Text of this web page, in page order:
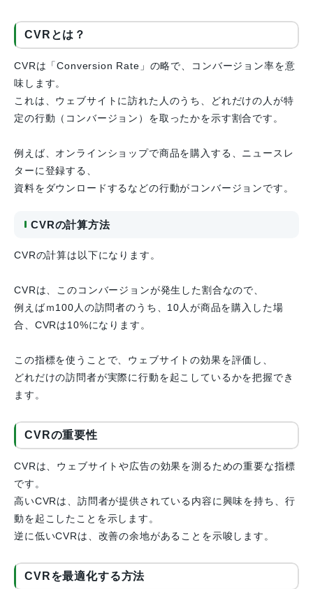
CVRとは？
CVRは「Conversion Rate」の略で、コンバージョン率を意
味します。
これは、ウェブサイトに訪れた人のうち、どれだけの人が特
定の行動（コンバージョン）を取ったかを示す割合です。
例えば、オンラインショップで商品を購入する、ニュースレ
ターに登録する、
資料をダウンロードするなどの行動がコンバージョンです。
CVRの計算方法
CVRの計算は以下になります。
CVRは、このコンバージョンが発生した割合なので、
例えばｍ100人の訪問者のうち、10人が商品を購入した場
合、CVRは10%になります。
この指標を使うことで、ウェブサイトの効果を評価し、
どれだけの訪問者が実際に行動を起こしているかを把握でき
ます。
CVRの重要性
CVRは、ウェブサイトや広告の効果を測るための重要な指標
です。
高いCVRは、訪問者が提供されている内容に興味を持ち、行
動を起こしたことを示します。
逆に低いCVRは、改善の余地があることを示唆します。
CVRを最適化する方法